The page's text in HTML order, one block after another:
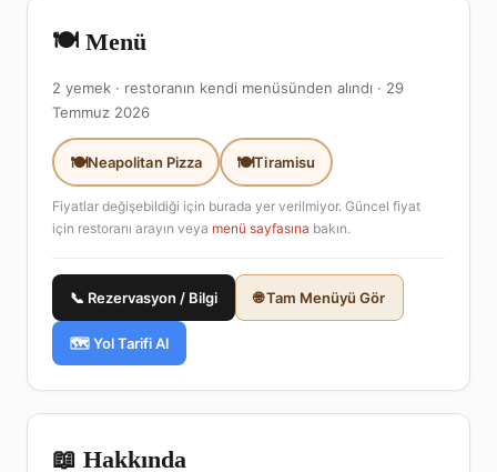
🍽️ Menü
2 yemek · restoranın kendi menüsünden alındı · 29
Temmuz 2026
Neapolitan Pizza Tiramisu
Fiyatlar değişebildiği için burada yer verilmiyor. Güncel fiyat
için restoranı arayın veya menü sayfasına bakın.
📞 Rezervasyon / Bilgi 🌐 Tam Menüyü Gör
🗺️ Yol Tarifi Al
📖 Hakkında